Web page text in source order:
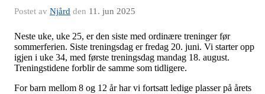
Postet av Njård den 11. jun 2025
Neste uke, uke 25, er den siste med ordinære treninger før
sommerferien. Siste treningsdag er fredag 20. juni. Vi starter opp
igjen i uke 34, med første treningsdag mandag 18. august.
Treningstidene forblir de samme som tidligere.
For barn mellom 8 og 12 år har vi fortsatt ledige plasser på årets